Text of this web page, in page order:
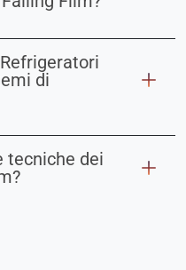
di
tecniche dei